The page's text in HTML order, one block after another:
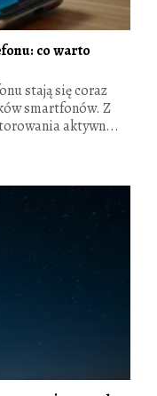
co warto
stają się coraz
smartfonów. Z
aktywn...